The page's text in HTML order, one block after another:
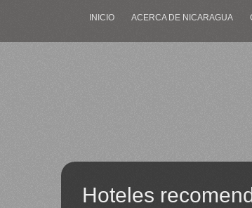
INICIO ACERCA DE NICARAGUA
Hoteles